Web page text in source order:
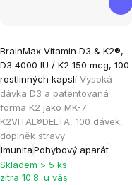
BrainMax Vitamin D3 & K2®,
D3 4000 IU / K2 150 mcg, 100
rostlinných kapslí Vysoká
dávka D3 a patentovaná
forma K2 jako MK-7
K2VITAL®DELTA, 100 dávek,
doplněk stravy
ImunitaPohybový aparát
hodnocení
produktu
je
5,0
z
5
hvězdiček.
Skladem > 5 ks
zítra 10.8. u vás